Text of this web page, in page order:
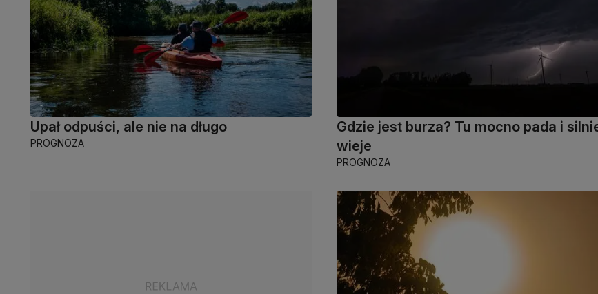
Upał odpuści, ale nie na długo
PROGNOZA
Gdzie jest burza? Tu mocno pada i
wieje
PROGNOZA